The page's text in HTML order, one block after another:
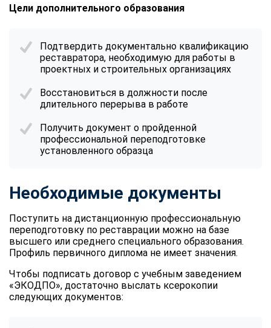
Цели дополнительного образования
Подтвердить документально квалификацию
реставратора, необходимую для работы в
проектных и строительных организациях
Восстановиться в должности после
длительного перерыва в работе
Получить документ о пройденной
профессиональной переподготовке
установленного образца
Необходимые документы
Поступить на дистанционную профессиональную
переподготовку по реставрации можно на базе
высшего или среднего специального образования.
Профиль первичного диплома не имеет значения.
Чтобы подписать договор с учебным заведением
«ЭКОДПО», достаточно выслать ксерокопии
следующих документов: